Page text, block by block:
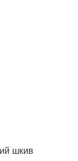
шкив